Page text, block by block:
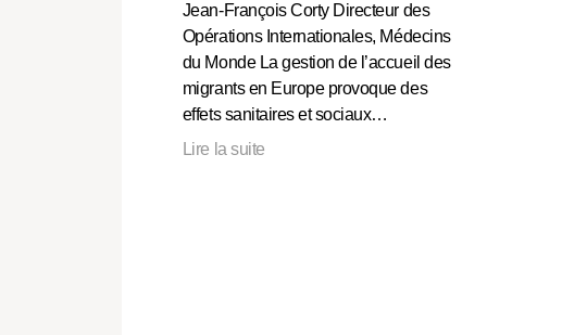
Jean-François Corty Directeur des
Opérations Internationales, Médecins
du Monde La gestion de l’accueil des
migrants en Europe provoque des
effets sanitaires et sociaux…
Lire la suite